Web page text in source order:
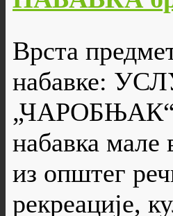
Врста
набавке:
„ЧАРОБЊАК“
набавка мале
из општег
рекреације,